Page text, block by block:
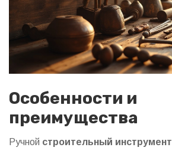
Особенности и
преимущества
Ручной строительный инструмент